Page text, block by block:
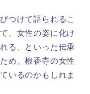
つけて語られるこ
、女性の姿に化け
る、といった伝承
め、根香寺の女性
いるのかもしれま